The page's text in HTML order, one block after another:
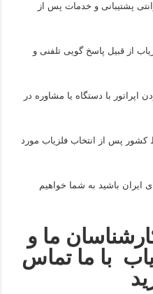
پشتیبانی و خدمات پس از
از قبیل پاسخ گویی تلفنی و
اپراتور با دستگاه یا مشاوره در
کشور پس از انتخاب فلزیاب مورد
باشید به شما خواهیم
ما و
با ما تماس